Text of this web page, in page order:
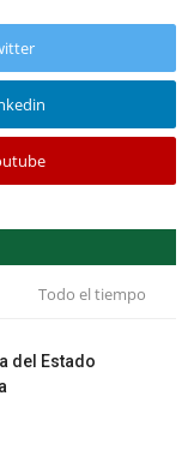
Todo el tiempo
del Estado